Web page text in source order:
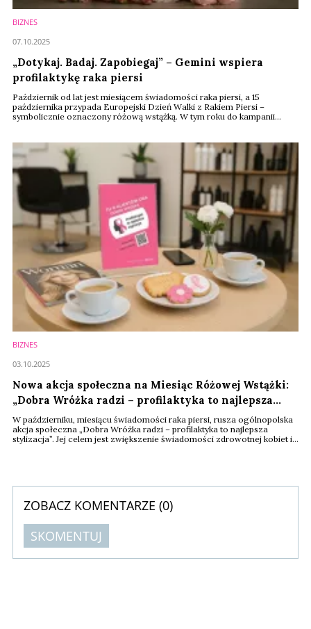
BIZNES
„Dotykaj. Badaj. Zapobiegaj” – Gemini wspiera
profilaktykę raka piersi
Październik od lat jest miesiącem świadomości raka piersi, a 15
października przypada Europejski Dzień Walki z Rakiem Piersi –
symbolicznie oznaczony różową wstążką. W tym roku do kampanii
na znaczenie regularnych i bezbolesnych badań, które pozwalają
wykryć nowotwór na ...
07.10.2025
BIZNES
Nowa akcja społeczna na Miesiąc Różowej Wstążki:
„Dobra Wróżka radzi – profilaktyka to najlepsza
stylizacja”
W październiku, miesiącu świadomości raka piersi, rusza ogólnopolska
akcja społeczna „Dobra Wróżka radzi – profilaktyka to najlepsza
stylizacja”. Jej celem jest zwiększenie świadomości zdrowotnej kobiet i
03.10.2025
ZOBACZ KOMENTARZE (0)
SKOMENTUJ